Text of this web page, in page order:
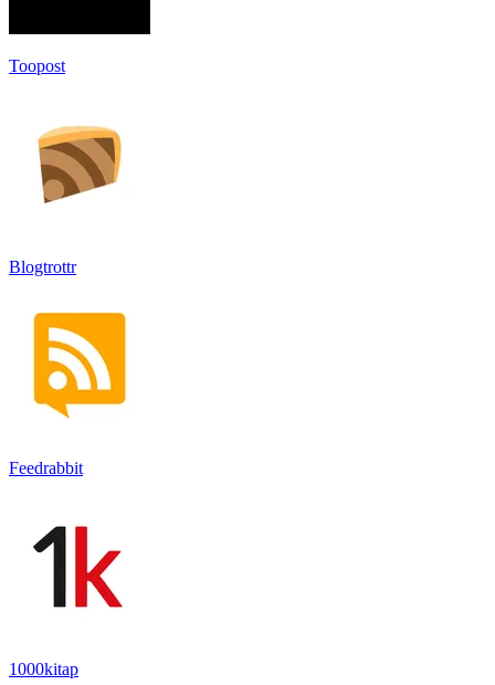
Toopost
Blogtrottr
Feedrabbit
1000kitap